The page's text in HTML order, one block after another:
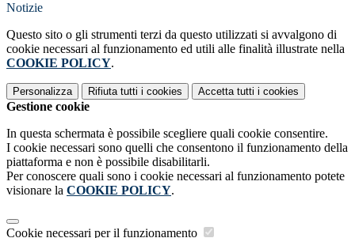
Notizie
Questo sito o gli strumenti terzi da questo utilizzati si avvalgono di
cookie necessari al funzionamento ed utili alle finalità illustrate nella
COOKIE POLICY.
Personalizza Rifiuta tutti i cookies Accetta tutti i cookies
Gestione cookie
In questa schermata è possibile scegliere quali cookie consentire.
I cookie necessari sono quelli che consentono il funzionamento della
piattaforma e non è possibile disabilitarli.
Per conoscere quali sono i cookie necessari al funzionamento potete
visionare la COOKIE POLICY.
Cookie necessari per il funzionamento